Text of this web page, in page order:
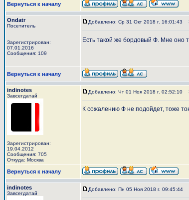
Вернуться к началу
Ondatr
Посетитель
Зарегистрирован:
07.01.2016
Сообщения: 109
Добавлено: Ср 31 Окт 2018 г. 16:01:43
Есть такой же бордовый Ф. Мне оно
Вернуться к началу
indinotes
Завсегдатай
Зарегистрирован:
19.04.2012
Сообщения: 705
Откуда: Москва
Добавлено: Чт 01 Ноя 2018 г. 02:52:10
К сожалению Ф не подойдет, тоже
Вернуться к началу
indinotes
Завсегдатай
Добавлено: Пн 05 Ноя 2018 г. 09:45:44